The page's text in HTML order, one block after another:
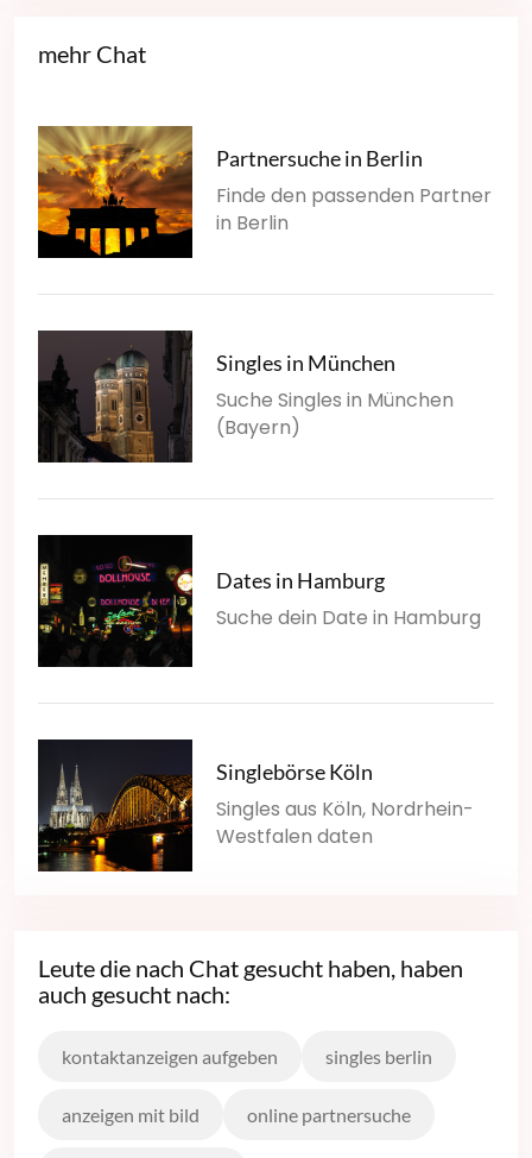
mehr Chat
Partnersuche in Berlin
Finde den passenden Partner
in Berlin
Singles in München
Suche Singles in München
(Bayern)
Dates in Hamburg
Suche dein Date in Hamburg
Singlebörse Köln
Singles aus Köln, Nordrhein-
Westfalen daten
Leute die nach Chat gesucht haben, haben
auch gesucht nach:
kontaktanzeigen aufgeben singles berlin
anzeigen mit bild online partnersuche